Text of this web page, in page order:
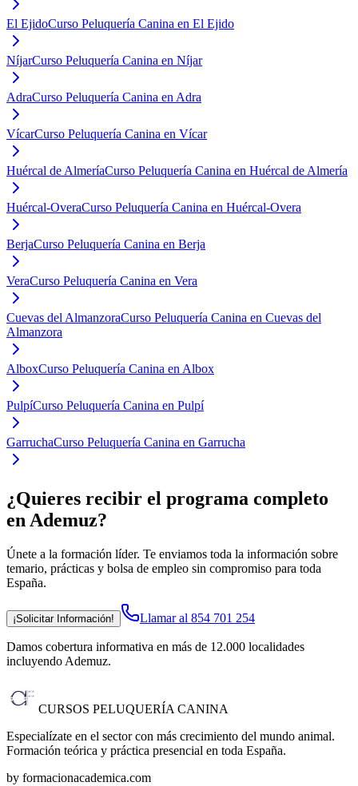
El EjidoCurso Peluquería Canina en El Ejido
NíjarCurso Peluquería Canina en Níjar
AdraCurso Peluquería Canina en Adra
VícarCurso Peluquería Canina en Vícar
Huércal de AlmeríaCurso Peluquería Canina en Huércal de Almería
Huércal-OveraCurso Peluquería Canina en Huércal-Overa
BerjaCurso Peluquería Canina en Berja
VeraCurso Peluquería Canina en Vera
Cuevas del AlmanzoraCurso Peluquería Canina en Cuevas del
Almanzora
AlboxCurso Peluquería Canina en Albox
PulpíCurso Peluquería Canina en Pulpí
GarruchaCurso Peluquería Canina en Garrucha
¿Quieres recibir el programa completo
en Ademuz?
Únete a la formación líder. Te enviamos toda la información sobre
temario, prácticas y bolsa de empleo sin compromiso para toda
España.
¡Solicitar Información! Llamar al 854 701 254
Damos cobertura informativa en más de 12.000 localidades
incluyendo Ademuz.
CURSOS PELUQUERÍA CANINA
Especialízate en el sector con más crecimiento del mundo animal.
Formación teórica y práctica presencial en toda España.
by formacionacademica.com